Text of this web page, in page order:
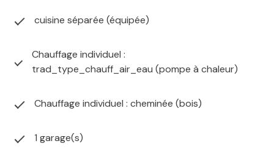
cuisine séparée (équipée)
Chauffage individuel :
trad_type_chauff_air_eau (pompe à chaleur)
Chauffage individuel : cheminée (bois)
1 garage(s)